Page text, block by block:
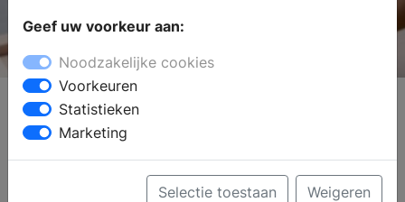
Speedheat
Producten
Geef uw voorkeur aan:
Noodzakelijke cookies
Voorkeuren
Statistieken
Marketing
Selectie toestaan Weigeren